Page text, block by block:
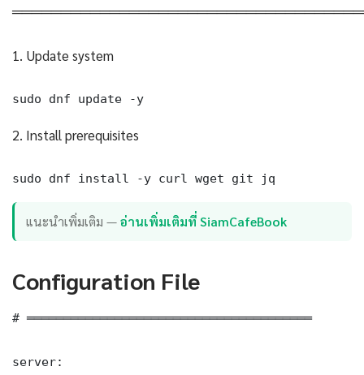
1. Update system
sudo dnf update -y
2. Install prerequisites
sudo dnf install -y curl wget git jq
แนะนำเพิ่มเติม —อ่านเพิ่มเติมที่ SiamCafeBook
Configuration File
# ═══════════════════════════════════════
server: